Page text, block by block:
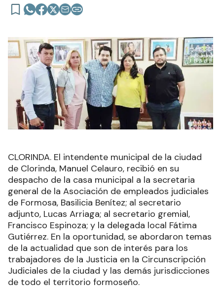
CLORINDA. El intendente municipal de la ciudad
de Clorinda, Manuel Celauro, recibió en su
despacho de la casa municipal a la secretaria
general de la Asociación de empleados judiciales
de Formosa, Basilicia Benítez; al secretario
adjunto, Lucas Arriaga; al secretario gremial,
Francisco Espinoza; y la delegada local Fátima
Gutiérrez. En la oportunidad, se abordaron temas
de la actualidad que son de interés para los
trabajadores de la Justicia en la Circunscripción
Judiciales de la ciudad y las demás jurisdicciones
de todo el territorio formoseño.